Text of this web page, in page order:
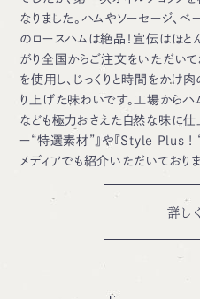
なりました。ハムやソーセージ、ベ
のロースハムは絶品！宣伝はほと
がり全国からご注文をいただい
を使用し、じっくりと時間をかけ
り上げた味わいです。工場からハ
なども極力おさえた自然な味に仕
ー“特選素材”』や『Style Plus !
メディアでも紹介いただいておりま
詳し